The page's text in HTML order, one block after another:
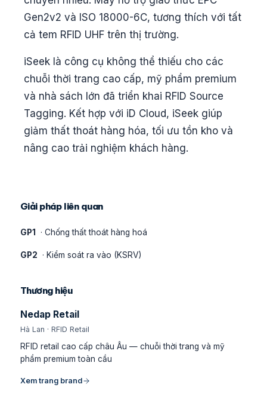
Gen2v2 và ISO 18000-6C, tương thích với tất
cả tem RFID UHF trên thị trường.
iSeek là công cụ không thể thiếu cho các
chuỗi thời trang cao cấp, mỹ phẩm premium
và nhà sách lớn đã triển khai RFID Source
Tagging. Kết hợp với iD Cloud, iSeek giúp
giảm thất thoát hàng hóa, tối ưu tồn kho và
nâng cao trải nghiệm khách hàng.
Giải pháp liên quan
GP1 · Chống thất thoát hàng hoá
GP2 · Kiểm soát ra vào (KSRV)
Thương hiệu
Nedap Retail
Hà Lan · RFID Retail
RFID retail cao cấp châu Âu — chuỗi thời trang và mỹ
phẩm premium toàn cầu
Xem trang brand